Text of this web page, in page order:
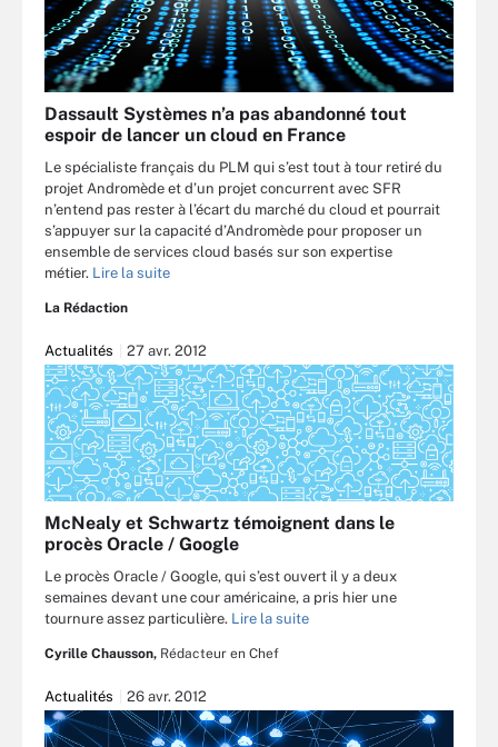
Dassault Systèmes n’a pas abandonné tout
espoir de lancer un cloud en France
Le spécialiste français du PLM qui s’est tout à tour retiré du
projet Andromède et d’un projet concurrent avec SFR
n’entend pas rester à l’écart du marché du cloud et pourrait
s’appuyer sur la capacité d’Andromède pour proposer un
ensemble de services cloud basés sur son expertise
métier. Lire la suite
La Rédaction
Actualités 27 avr. 2012
McNealy et Schwartz témoignent dans le
procès Oracle / Google
Le procès Oracle / Google, qui s’est ouvert il y a deux
semaines devant une cour américaine, a pris hier une
tournure assez particulière. Lire la suite
Cyrille Chausson, Rédacteur en Chef
Actualités 26 avr. 2012